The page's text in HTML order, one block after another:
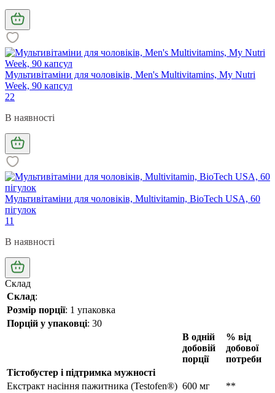
Мультивітаміни для чоловіків, Men's Multivitamins, My Nutri
Week, 90 капсул
22
В наявності
Мультивітаміни для чоловіків, Multivitamin, BioTech USA, 60
пігулок
11
В наявності
Склад
Склад:
Розмір порції: 1 упаковка
Порцій у упаковці: 30
В одній
добовій
порції
% від
добової
потреби
Тістобустер і підтримка мужності
Екстракт насіння пажитника (Testofen®) 600 мг
**